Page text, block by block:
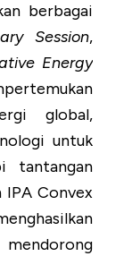
berbagai
Session,
Energy
global,
untuk
tantangan
IPA Convex